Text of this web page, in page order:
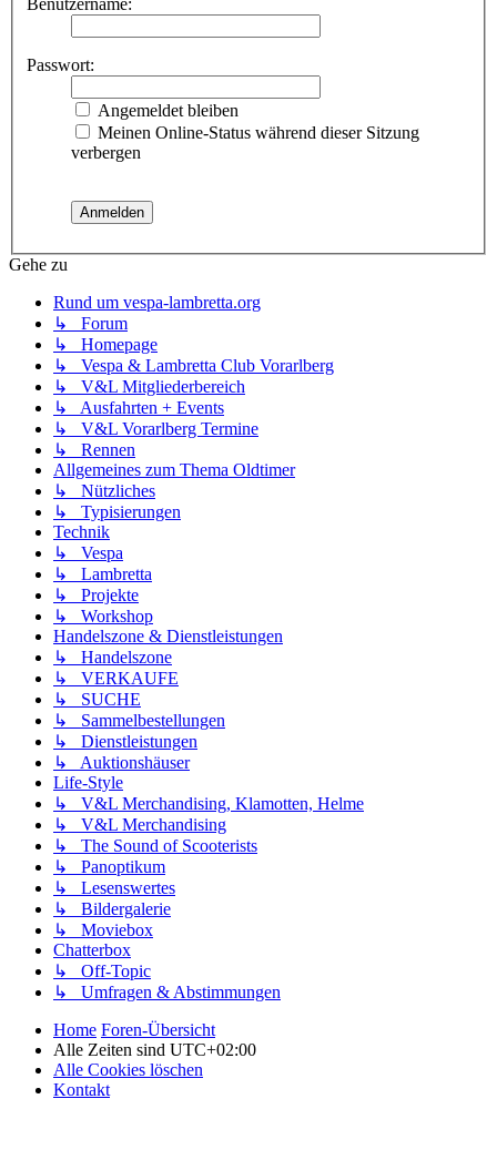
Benutzername:
Passwort:
Angemeldet bleiben
Meinen Online-Status während dieser Sitzung
verbergen
Gehe zu
Rund um vespa-lambretta.org
↳ Forum
↳ Homepage
↳ Vespa & Lambretta Club Vorarlberg
↳ V&L Mitgliederbereich
↳ Ausfahrten + Events
↳ V&L Vorarlberg Termine
↳ Rennen
Allgemeines zum Thema Oldtimer
↳ Nützliches
↳ Typisierungen
Technik
↳ Vespa
↳ Lambretta
↳ Projekte
↳ Workshop
Handelszone & Dienstleistungen
↳ Handelszone
↳ VERKAUFE
↳ SUCHE
↳ Sammelbestellungen
↳ Dienstleistungen
↳ Auktionshäuser
Life-Style
↳ V&L Merchandising, Klamotten, Helme
↳ V&L Merchandising
↳ The Sound of Scooterists
↳ Panoptikum
↳ Lesenswertes
↳ Bildergalerie
↳ Moviebox
Chatterbox
↳ Off-Topic
↳ Umfragen & Abstimmungen
Home Foren-Übersicht
Alle Zeiten sind UTC+02:00
Alle Cookies löschen
Kontakt